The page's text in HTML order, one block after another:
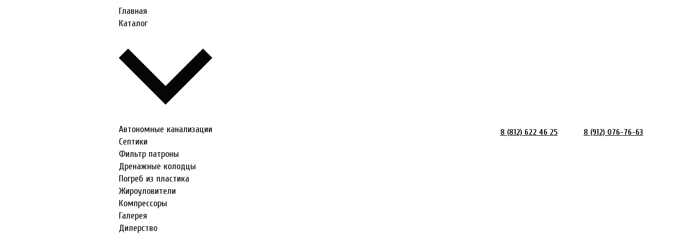
Главная
Каталог
Автономные канализации
Септики
Фильтр патроны
Дренажные колодцы
Погреб из пластика
Жироуловители
Компрессоры
Галерея
Дилерство
8 (812) 622 46 25 8 (912) 076-76-63